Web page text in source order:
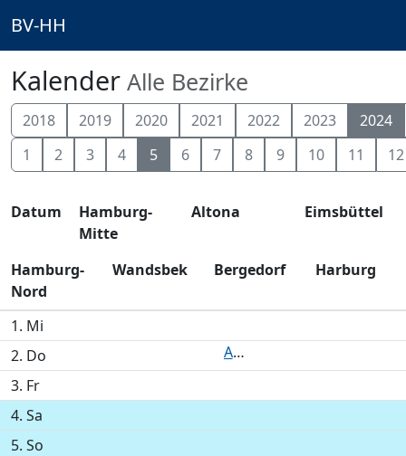
BV-HH
Kalender Alle Bezirke
2018 2019 2020 2021 2022 2023
2024
1
2 3 4 5 6 7 8 9 10 11 12
Datum
Hamburg-
Mitte
Altona Eimsbüttel
Hamburg-
Nord
Wandsbek Bergedorf Harburg
1. Mi
2. Do
Ausschuss für Soziales
3. Fr
4. Sa
5. So